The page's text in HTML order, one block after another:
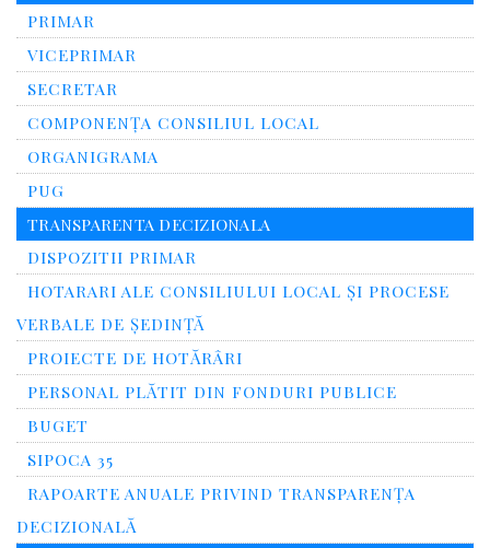
PRIMAR
VICEPRIMAR
SECRETAR
COMPONENȚA CONSILIUL LOCAL
ORGANIGRAMA
PUG
TRANSPARENTA DECIZIONALA
DISPOZITII PRIMAR
HOTARARI ALE CONSILIULUI LOCAL ȘI PROCESE
VERBALE DE ȘEDINȚĂ
PROIECTE DE HOTĂRÂRI
PERSONAL PLĂTIT DIN FONDURI PUBLICE
BUGET
SIPOCA 35
RAPOARTE ANUALE PRIVIND TRANSPARENŢA
DECIZIONALĂ